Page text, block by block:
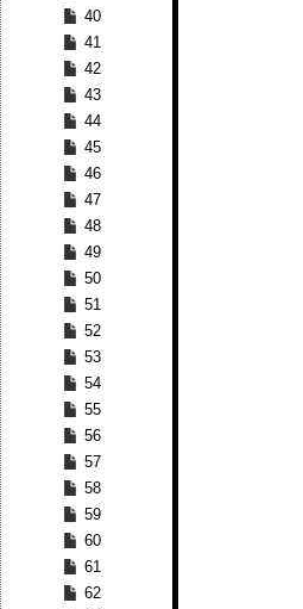
40
41
42
43
44
45
46
47
48
49
50
51
52
53
54
55
56
57
58
59
60
61
62